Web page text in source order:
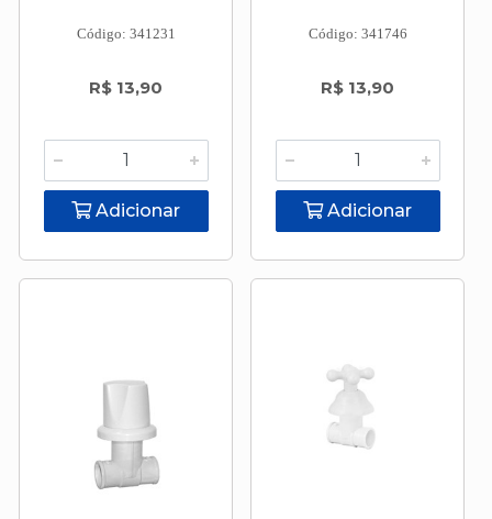
Código: 341231
R$ 13,90
Adicionar
Código: 341746
R$ 13,90
Adicionar